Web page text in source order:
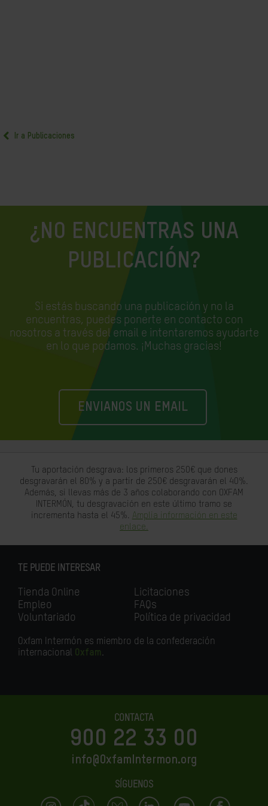
Ir a Publicaciones
¿NO ENCUENTRAS UNA
PUBLICACIÓN?
Si estás buscando una publicación y no la
encuentras, puedes ponerte en contacto con
nosotros a través del email e intentaremos ayudarte
en lo que podamos. ¡Muchas gracias!
ENVIANOS UN EMAIL
Tu aportación desgrava: los primeros 250€ que dones
desgravarán el 80% y a partir de 250€ desgravarán el 40%.
Además, si llevas más de 3 años colaborando con OXFAM
INTERMÓN, tu desgravación en este último tramo se
incrementa hasta el 45%. Amplia información en este
enlace.
TE PUEDE INTERESAR
Tienda Online
Empleo
Voluntariado
Licitaciones
FAQs
Política de privacidad
Oxfam Intermón es miembro de la confederación
internacional Oxfam.
CONTACTA
900 22 33 00
info@OxfamIntermon.org
SÍGUENOS